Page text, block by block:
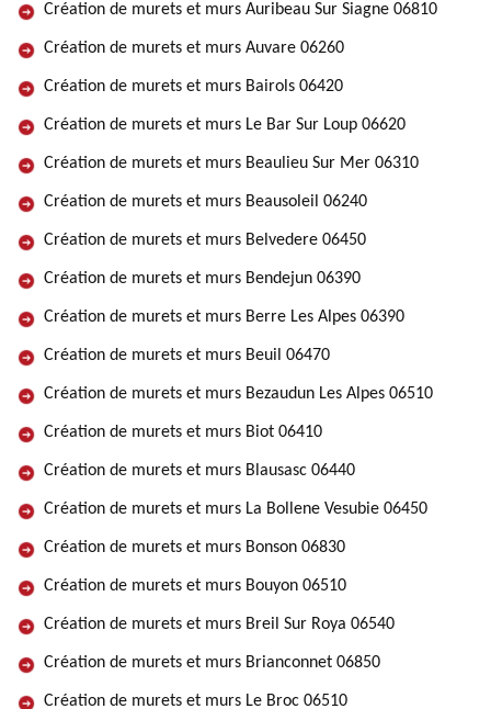
Création de murets et murs Auribeau Sur Siagne 06810
Création de murets et murs Auvare 06260
Création de murets et murs Bairols 06420
Création de murets et murs Le Bar Sur Loup 06620
Création de murets et murs Beaulieu Sur Mer 06310
Création de murets et murs Beausoleil 06240
Création de murets et murs Belvedere 06450
Création de murets et murs Bendejun 06390
Création de murets et murs Berre Les Alpes 06390
Création de murets et murs Beuil 06470
Création de murets et murs Bezaudun Les Alpes 06510
Création de murets et murs Biot 06410
Création de murets et murs Blausasc 06440
Création de murets et murs La Bollene Vesubie 06450
Création de murets et murs Bonson 06830
Création de murets et murs Bouyon 06510
Création de murets et murs Breil Sur Roya 06540
Création de murets et murs Brianconnet 06850
Création de murets et murs Le Broc 06510